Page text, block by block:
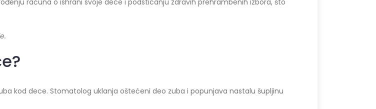
računa o ishrani svoje dece i podsticanju zdravih prehrambenih izbora, što
kod dece. Stomatolog uklanja oštećeni deo zuba i popunjava nastalu šupljinu